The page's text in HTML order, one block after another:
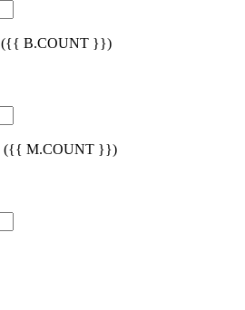
({{ B.COUNT }})
({{ M.COUNT }})